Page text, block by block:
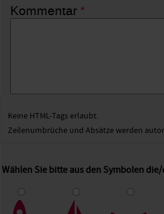
Kommentar
Keine HTML-Tags erlaubt.
Zeilenumbrüche und Absätze werden
Wählen Sie bitte aus den Symbolen